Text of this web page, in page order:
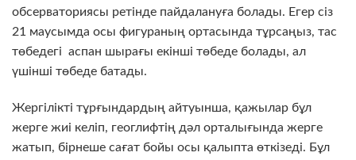
обсерваториясы ретінде пайдалануға болады. Егер сіз
21 маусымда осы фигураның ортасында тұрсаңыз, тас
төбедегі аспан шырағы екінші төбеде болады, ал
үшінші төбеде батады.
Жергілікті тұрғындардың айтуынша, қажылар бұл
жерге жиі келіп, геоглифтің дәл орталығында жерге
жатып, бірнеше сағат бойы осы қалыпта өткізеді. Бұл